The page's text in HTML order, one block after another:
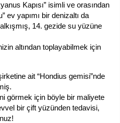
Kapısı” isimli ve orasından
ev yapımı bir denizaltı da
14. gezide su yüzüne
altından toplayabilmek için
ait “Hondius gemisi”nde
görmek için böyle bir maliyete
bir çift yüzünden tedavisi,